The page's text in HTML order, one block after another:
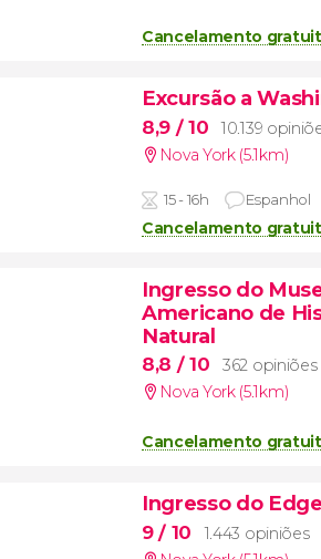
Cancelamento
Excursão a
8,9 / 10
10.139
Nova York (5.1km)
15 - 16h Espanhol
Cancelamento
Ingresso do
Americano de
Natural
8,8 / 10
362 opiniões
Nova York (5.1km)
Cancelamento
Ingresso do Edge
9/ 10
1.443 opiniões